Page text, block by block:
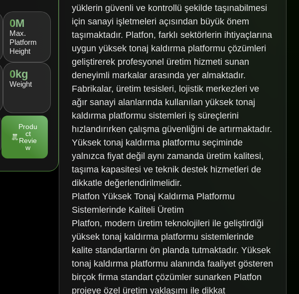
0M
Max.
Platform
Height
0kg
Weight
Produ
ct
Revie
w
yüklerin güvenli ve kontrollü şekilde taşınabilmesi
için sanayi işletmeleri açısından büyük önem
taşımaktadır. Platfon, farklı sektörlerin ihtiyaçlarına
uygun yüksek tonaj kaldırma platformu çözümleri
geliştirerek profesyonel üretim hizmeti sunan
deneyimli markalar arasında yer almaktadır.
Fabrikalar, üretim tesisleri, lojistik merkezleri ve
ağır sanayi alanlarında kullanılan yüksek tonaj
kaldırma platformu sistemleri iş süreçlerini
hızlandırırken çalışma güvenliğini de artırmaktadır.
Yüksek tonaj kaldırma platformu seçiminde
yalnızca fiyat değil aynı zamanda üretim kalitesi,
taşıma kapasitesi ve teknik destek hizmetleri de
dikkatle değerlendirilmelidir.
Platfon Yüksek Tonaj Kaldırma Platformu
Sistemlerinde Kaliteli Üretim
Platfon, modern üretim teknolojileri ile geliştirdiği
yüksek tonaj kaldırma platformu sistemlerinde
kalite standartlarını ön planda tutmaktadır. Yüksek
tonaj kaldırma platformu alanında faaliyet gösteren
birçok firma standart çözümler sunarken Platfon
projeye özel üretim yaklaşımı ile dikkat